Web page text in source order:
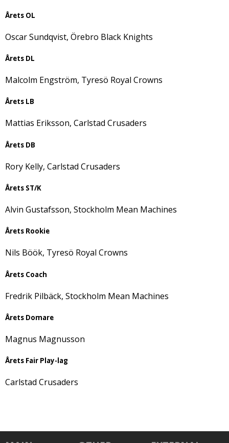
Årets OL
Oscar Sundqvist, Örebro Black Knights
Årets DL
Malcolm Engström, Tyresö Royal Crowns
Årets LB
Mattias Eriksson, Carlstad Crusaders
Årets DB
Rory Kelly, Carlstad Crusaders
Årets ST/K
Alvin Gustafsson, Stockholm Mean Machines
Årets Rookie
Nils Böök, Tyresö Royal Crowns
Årets Coach
Fredrik Pilbäck, Stockholm Mean Machines
Årets Domare
Magnus Magnusson
Årets Fair Play-lag
Carlstad Crusaders